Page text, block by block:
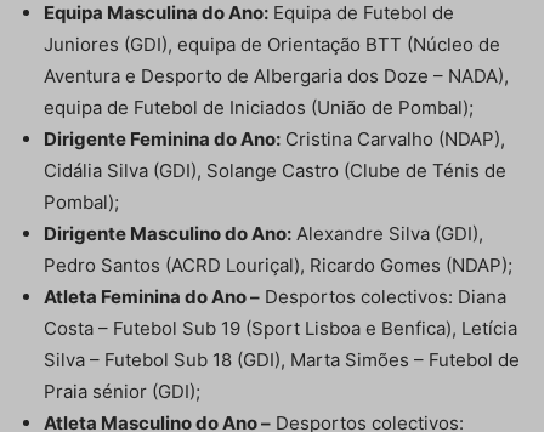
Equipa Masculina do Ano: Equipa de Futebol de
Juniores (GDI), equipa de Orientação BTT (Núcleo de
Aventura e Desporto de Albergaria dos Doze – NADA),
equipa de Futebol de Iniciados (União de Pombal);
Dirigente Feminina do Ano: Cristina Carvalho (NDAP),
Cidália Silva (GDI), Solange Castro (Clube de Ténis de
Pombal);
Dirigente Masculino do Ano: Alexandre Silva (GDI),
Pedro Santos (ACRD Louriçal), Ricardo Gomes (NDAP);
Atleta Feminina do Ano – Desportos colectivos: Diana
Costa – Futebol Sub 19 (Sport Lisboa e Benfica), Letícia
Silva – Futebol Sub 18 (GDI), Marta Simões – Futebol de
Praia sénior (GDI);
Atleta Masculino do Ano – Desportos colectivos: